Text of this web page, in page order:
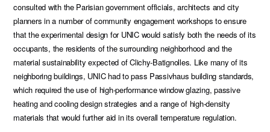
consulted with the Parisian government officials, architects and city
planners in a number of community engagement workshops to ensure
that the experimental design for UNIC would satisfy both the needs of its
occupants, the residents of the surrounding neighborhood and the
material sustainability expected of Clichy-Batignolles. Like many of its
neighboring buildings, UNIC had to pass Passivhaus building standards,
which required the use of high-performance window glazing, passive
heating and cooling design strategies and a range of high-density
materials that would further aid in its overall temperature regulation.